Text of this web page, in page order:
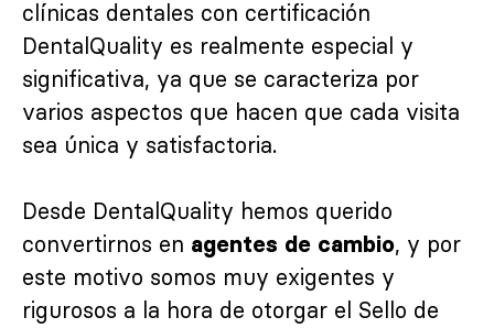
clínicas dentales con certificación
DentalQuality es realmente especial y
significativa, ya que se caracteriza por
varios aspectos que hacen que cada visita
sea única y satisfactoria.
Desde DentalQuality hemos querido
convertirnos en agentes de cambio, y por
este motivo somos muy exigentes y
rigurosos a la hora de otorgar el Sello de